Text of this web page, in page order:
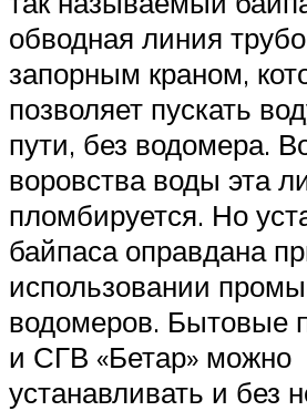
обводная линия
запорным краном,
позволяет пускать
пути, без водомера.
воровства воды эта
пломбируется. Но
байпаса оправдана
использовании
водомеров. Бытовые
и СГВ «Бетар» можно
устанавливать и без